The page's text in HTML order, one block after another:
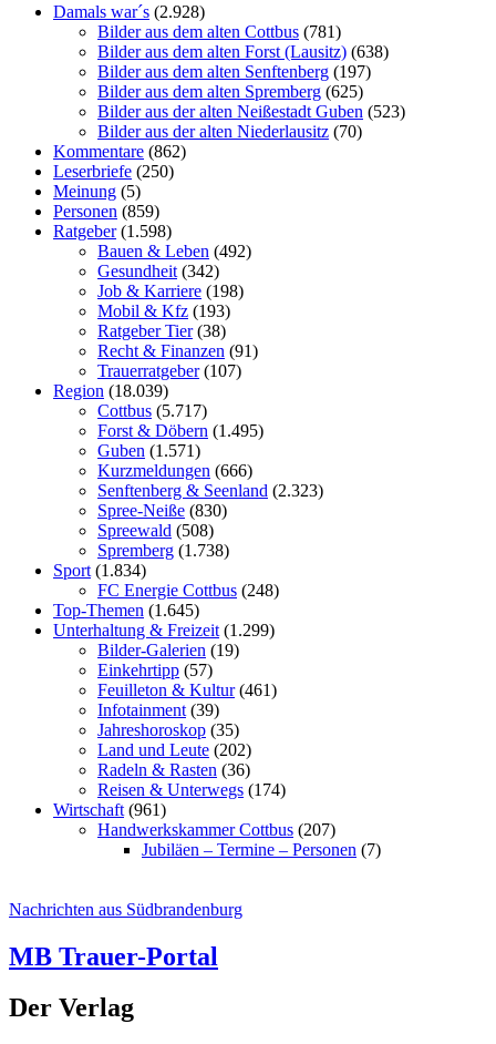
Damals war´s (2.928)
Bilder aus dem alten Cottbus (781)
Bilder aus dem alten Forst (Lausitz) (638)
Bilder aus dem alten Senftenberg (197)
Bilder aus dem alten Spremberg (625)
Bilder aus der alten Neißestadt Guben (523)
Bilder aus der alten Niederlausitz (70)
Kommentare (862)
Leserbriefe (250)
Meinung (5)
Personen (859)
Ratgeber(1.598)
Bauen & Leben (492)
Gesundheit (342)
Job & Karriere (198)
Mobil & Kfz (193)
Ratgeber Tier(38)
Recht & Finanzen (91)
Trauerratgeber(107)
Region (18.039)
Cottbus (5.717)
Forst & Döbern (1.495)
Guben (1.571)
Kurzmeldungen (666)
Senftenberg & Seenland (2.323)
Spree-Neiße (830)
Spreewald (508)
Spremberg (1.738)
Sport (1.834)
FC Energie Cottbus (248)
Top-Themen (1.645)
Unterhaltung & Freizeit (1.299)
Bilder-Galerien (19)
Einkehrtipp (57)
Feuilleton & Kultur(461)
Infotainment (39)
Jahreshoroskop (35)
Land und Leute (202)
Radeln & Rasten (36)
Reisen & Unterwegs (174)
Wirtschaft (961)
Handwerkskammer Cottbus (207)
Jubiläen – Termine – Personen (7)
Nachrichten aus Südbrandenburg
MB Trauer-Portal
Der Verlag